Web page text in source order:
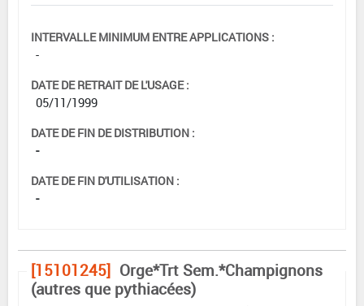
INTERVALLE MINIMUM ENTRE APPLICATIONS :
-
DATE DE RETRAIT DE L'USAGE :
05/11/1999
DATE DE FIN DE DISTRIBUTION :
-
DATE DE FIN D'UTILISATION :
-
[15101245] Orge*Trt Sem.*Champignons
(autres que pythiacées)